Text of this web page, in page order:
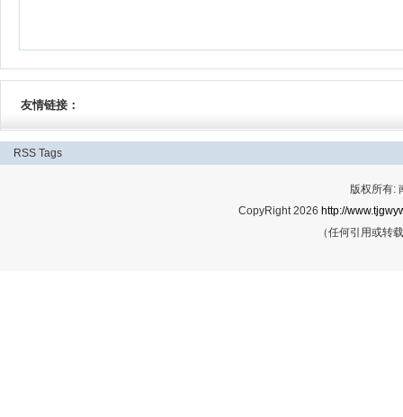
友情链接：
RSS Tags
版权所有:
CopyRight 2026 http://
（任何引用或转